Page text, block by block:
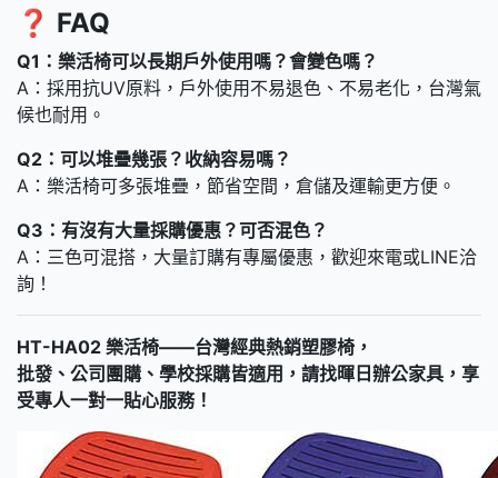
❓ FAQ
Q1：樂活椅可以長期戶外使用嗎？會變色嗎？
A：採用抗UV原料，戶外使用不易退色、不易老化，台灣氣
候也耐用。
Q2：可以堆疊幾張？收納容易嗎？
A：樂活椅可多張堆疊，節省空間，倉儲及運輸更方便。
Q3：有沒有大量採購優惠？可否混色？
A：三色可混搭，大量訂購有專屬優惠，歡迎來電或LINE洽
詢！
HT-HA02 樂活椅——台灣經典熱銷塑膠椅，
批發、公司團購、學校採購皆適用，請找暉日辦公家具，享
受專人一對一貼心服務！